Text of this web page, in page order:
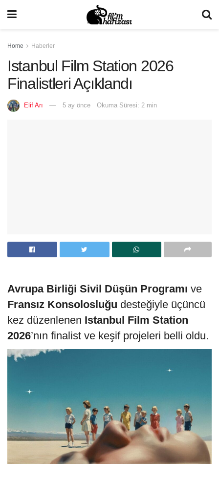
Home Haberler
Istanbul Film Station 2026
Finalistleri Açıklandı
Elif Arı 5 ay önce Okuma Süresi: 2 min
Avrupa Birliği Sivil Düşün Programı ve
Fransız Konsolosluğu desteğiyle üçüncü
kez düzenlenen Istanbul Film Station
2026’nın finalist ve keşif projeleri belli oldu.